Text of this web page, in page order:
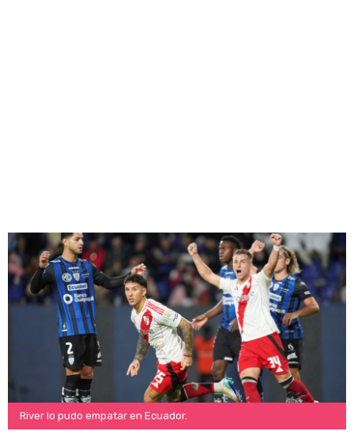
River lo pudo empatar en Ecuador.